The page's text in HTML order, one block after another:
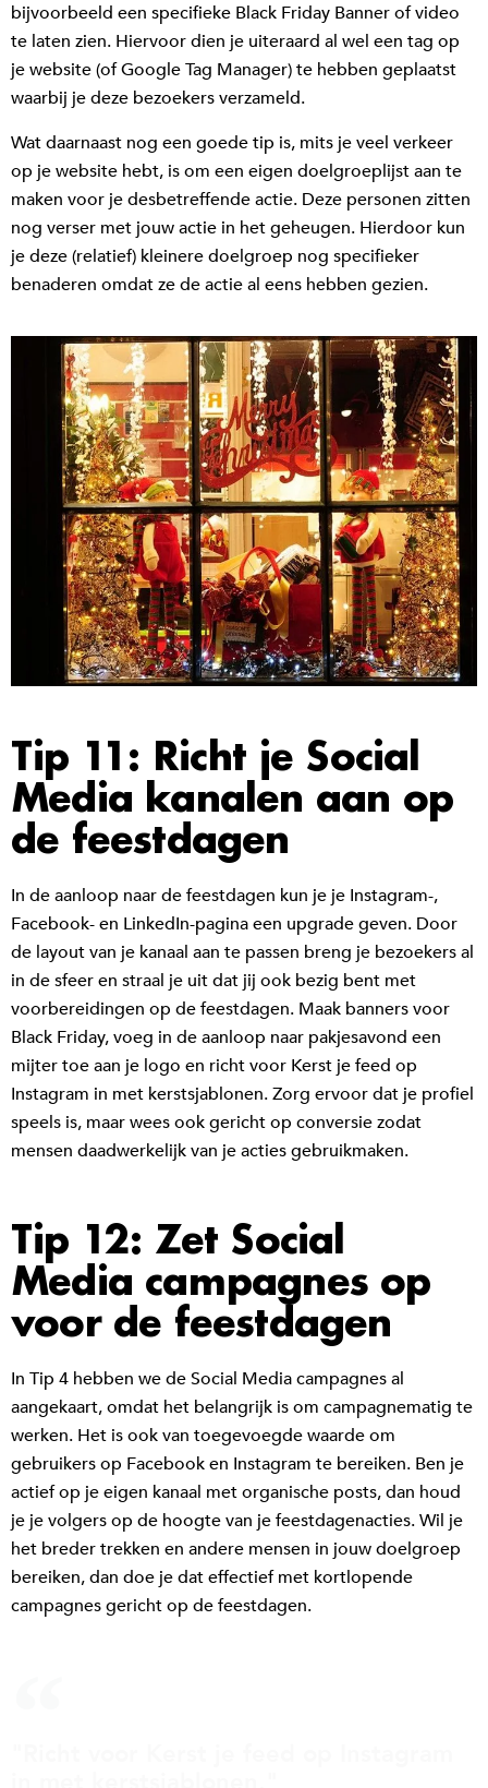
bijvoorbeeld een specifieke Black Friday Banner of video
te laten zien. Hiervoor dien je uiteraard al wel een tag op
je website (of Google Tag Manager) te hebben geplaatst
waarbij je deze bezoekers verzameld.
Wat daarnaast nog een goede tip is, mits je veel verkeer
op je website hebt, is om een eigen doelgroeplijst aan te
maken voor je desbetreffende actie. Deze personen zitten
nog verser met jouw actie in het geheugen. Hierdoor kun
je deze (relatief) kleinere doelgroep nog specifieker
benaderen omdat ze de actie al eens hebben gezien.
Tip 11: Richt je Social
Media kanalen aan op
de feestdagen
In de aanloop naar de feestdagen kun je je Instagram-,
Facebook- en LinkedIn-pagina een upgrade geven. Door
de layout van je kanaal aan te passen breng je bezoekers al
in de sfeer en straal je uit dat jij ook bezig bent met
voorbereidingen op de feestdagen. Maak banners voor
Black Friday, voeg in de aanloop naar pakjesavond een
mijter toe aan je logo en richt voor Kerst je feed op
Instagram in met kerstsjablonen. Zorg ervoor dat je profiel
speels is, maar wees ook gericht op conversie zodat
mensen daadwerkelijk van je acties gebruikmaken.
Tip 12: Zet Social
Media campagnes op
voor de feestdagen
In Tip 4 hebben we de Social Media campagnes al
aangekaart, omdat het belangrijk is om campagnematig te
werken. Het is ook van toegevoegde waarde om
gebruikers op Facebook en Instagram te bereiken. Ben je
actief op je eigen kanaal met organische posts, dan houd
je je volgers op de hoogte van je feestdagenacties. Wil je
het breder trekken en andere mensen in jouw doelgroep
bereiken, dan doe je dat effectief met kortlopende
campagnes gericht op de feestdagen.